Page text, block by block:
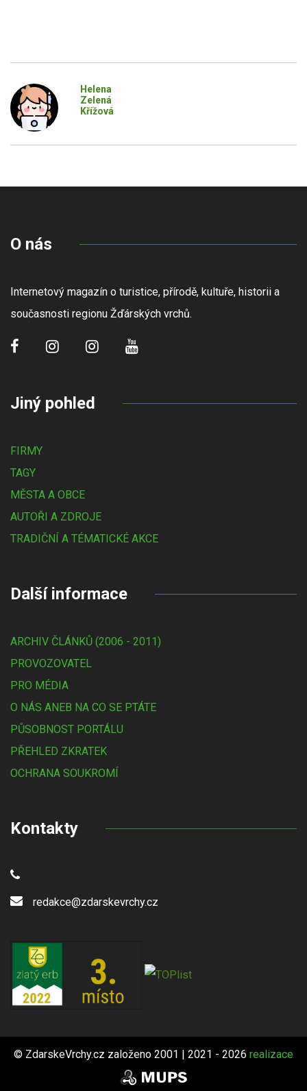
Helena
Zelená
Křížová
O nás
Internetový magazín o turistice, přírodě, kultuře, historii a
současnosti regionu Žďárských vrchů.
Jiný pohled
FIRMY
TAGY
MĚSTA A OBCE
AUTOŘI A ZDROJE
TRADIČNÍ A TÉMATICKÉ AKCE
Další informace
ARCHIV ČLÁNKŮ (2006 - 2011)
PROVOZOVATEL
PRO MÉDIA
O NÁS ANEB NA CO SE PTÁTE
PŮSOBNOST PORTÁLU
PŘEHLED ZKRATEK
OCHRANA SOUKROMÍ
Kontakty
redakce@zdarskevrchy.cz
© ZdarskeVrchy.cz založeno 2001 | 2021 - 2026 realizace